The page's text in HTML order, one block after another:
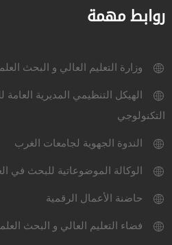
روابط مهمة
وزارة التعليم العالي و البحث
الهيكل التنظيمي المديرية العامة
التكنولوجي
الندوة الجهوية لجامعات الغرب
الوكالة الموضوعاتية للبحث في
حاضنة الأعمال الرقمية
فضاء التعليم العالي و البحث